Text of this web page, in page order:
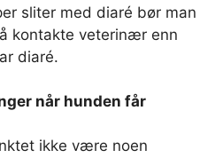
sliter med diaré bør man
kontakte veterinær enn
diaré.
når hunden får
ikke være noen